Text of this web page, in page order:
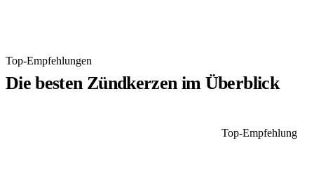
Top-Empfehlungen
Die besten Zündkerzen im Überblick
Top-Empfehlung